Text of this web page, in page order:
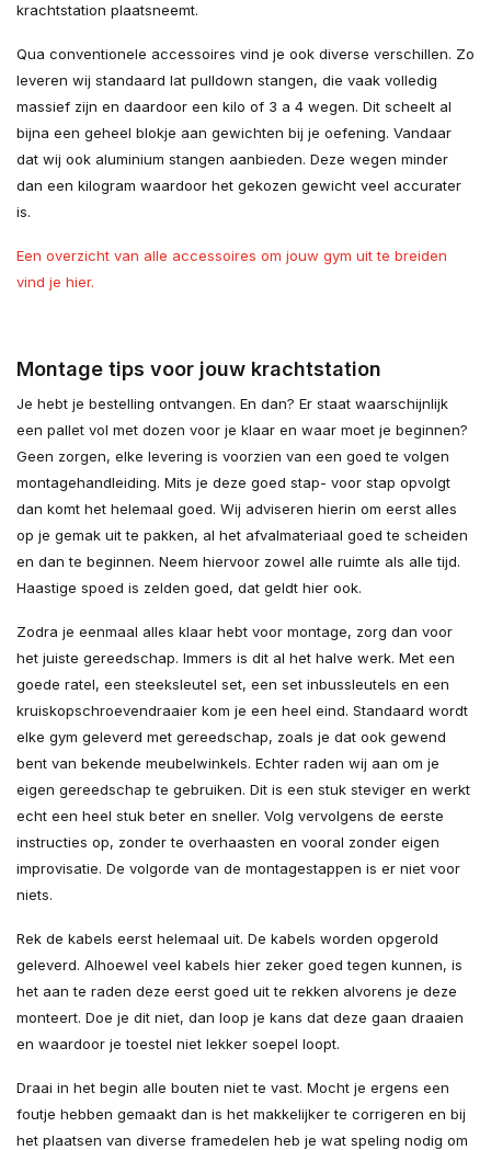
krachtstation plaatsneemt.
Qua conventionele accessoires vind je ook diverse verschillen. Zo
leveren wij standaard lat pulldown stangen, die vaak volledig
massief zijn en daardoor een kilo of 3 a 4 wegen. Dit scheelt al
bijna een geheel blokje aan gewichten bij je oefening. Vandaar
dat wij ook aluminium stangen aanbieden. Deze wegen minder
dan een kilogram waardoor het gekozen gewicht veel accurater
is.
Een overzicht van alle accessoires om jouw gym uit te breiden
vind je hier.
Montage tips voor jouw krachtstation
Je hebt je bestelling ontvangen. En dan? Er staat waarschijnlijk
een pallet vol met dozen voor je klaar en waar moet je beginnen?
Geen zorgen, elke levering is voorzien van een goed te volgen
montagehandleiding. Mits je deze goed stap- voor stap opvolgt
dan komt het helemaal goed. Wij adviseren hierin om eerst alles
op je gemak uit te pakken, al het afvalmateriaal goed te scheiden
en dan te beginnen. Neem hiervoor zowel alle ruimte als alle tijd.
Haastige spoed is zelden goed, dat geldt hier ook.
Zodra je eenmaal alles klaar hebt voor montage, zorg dan voor
het juiste gereedschap. Immers is dit al het halve werk. Met een
goede ratel, een steeksleutel set, een set inbussleutels en een
kruiskopschroevendraaier kom je een heel eind. Standaard wordt
elke gym geleverd met gereedschap, zoals je dat ook gewend
bent van bekende meubelwinkels. Echter raden wij aan om je
eigen gereedschap te gebruiken. Dit is een stuk steviger en werkt
echt een heel stuk beter en sneller. Volg vervolgens de eerste
instructies op, zonder te overhaasten en vooral zonder eigen
improvisatie. De volgorde van de montagestappen is er niet voor
niets.
Rek de kabels eerst helemaal uit. De kabels worden opgerold
geleverd. Alhoewel veel kabels hier zeker goed tegen kunnen, is
het aan te raden deze eerst goed uit te rekken alvorens je deze
monteert. Doe je dit niet, dan loop je kans dat deze gaan draaien
en waardoor je toestel niet lekker soepel loopt.
Draai in het begin alle bouten niet te vast. Mocht je ergens een
foutje hebben gemaakt dan is het makkelijker te corrigeren en bij
het plaatsen van diverse framedelen heb je wat speling nodig om